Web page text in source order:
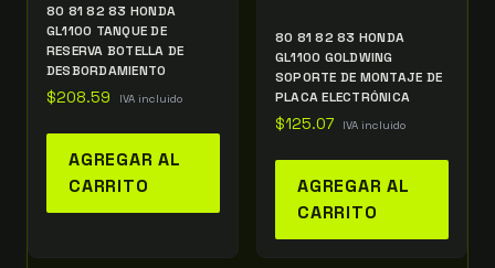
80 81 82 83 HONDA
GL1100 TANQUE DE
RESERVA BOTELLA DE
DESBORDAMIENTO
$208.59 IVA incluido
AGREGAR AL
CARRITO
80 81 82 83 HONDA
GL1100 GOLDWING
SOPORTE DE MONTAJE DE
PLACA ELECTRÓNICA
$125.07 IVA incluido
AGREGAR AL
CARRITO